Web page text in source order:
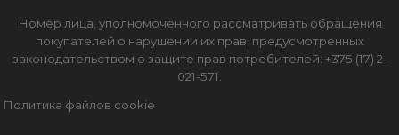
Номер лица, уполномоченного рассматривать обращения
покупателей о нарушении их прав, предусмотренных
законодательством о защите прав потребителей: +375 (17) 2-
021-571.
Политика файлов cookie